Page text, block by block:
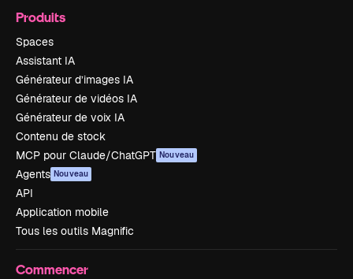
Produits
Spaces
Assistant IA
Générateur d’images IA
Générateur de vidéos IA
Générateur de voix IA
Contenu de stock
MCP pour Claude/ChatGPT Nouveau
Agents Nouveau
API
Application mobile
Tous les outils Magnific
Commencer